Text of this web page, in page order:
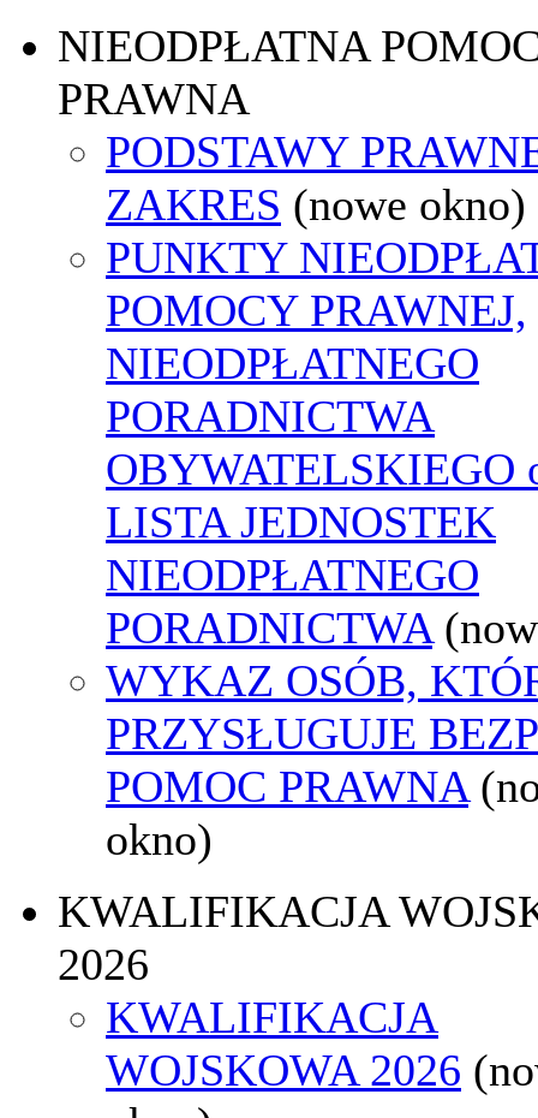
NIEODPŁATNA
PRAWNA
PODSTAWY
ZAKRES (nowe okno)
PUNKTY
POMOCY PRAWNEJ,
NIEODPŁATNEGO
PORADNICTWA
OBYWATELSKIEGO
LISTA JEDNOSTEK
NIEODPŁATNEGO
PORADNICTWA
WYKAZ OSÓB,
PRZYSŁUGUJE
POMOC PRAWNA
okno)
KWALIFIKACJA
2026
KWALIFIKACJA
WOJSKOWA 2026